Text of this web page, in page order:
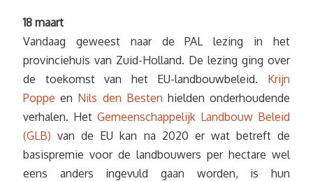
18 maart
Vandaag geweest naar de PAL lezing in het
provinciehuis van Zuid-Holland. De lezing ging over
de toekomst van het EU-landbouwbeleid. Krijn
Poppe en Nils den Besten hielden onderhoudende
verhalen. Het Gemeenschappelijk Landbouw Beleid
(GLB) van de EU kan na 2020 er wat betreft de
basispremie voor de landbouwers per hectare wel
eens anders ingevuld gaan worden, is hun